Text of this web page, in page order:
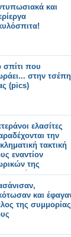
και
σπίτι που
στην τσέπη
(pics)
ελασίτες
την
τακτική
εναντίον
της
και
της συμμορίας